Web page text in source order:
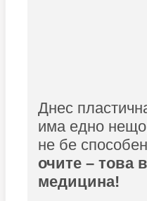
Днес
има едно
не бе
очите – това
медицина!